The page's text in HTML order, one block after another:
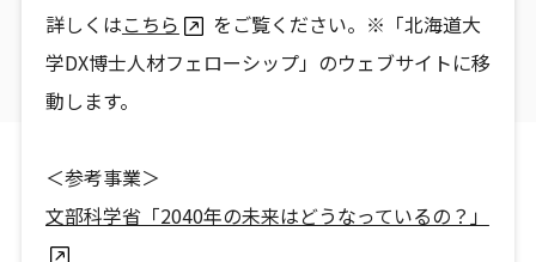
詳しくはこちら
をご覧ください。※「北海道大
学DX博士人材フェローシップ」のウェブサイトに移
動します。
＜参考事業＞
文部科学省「2040年の未来はどうなっているの？」